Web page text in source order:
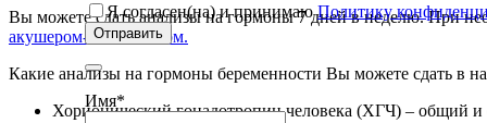
Я согласен(на) и принимаюПолитику
Отправить
Имя*
Вы можете сдать анализы на гормоны 7 дней в неделю. При
акушером-гинекологом.
Какие анализы на гормоны беременности Вы можете сдать в
Хорионический гонадотропин человека (ХГЧ) – общий и